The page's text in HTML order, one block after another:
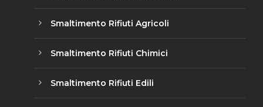
Smaltimento Rifiuti Agricoli
Smaltimento Rifiuti Chimici
Smaltimento Rifiuti Edili